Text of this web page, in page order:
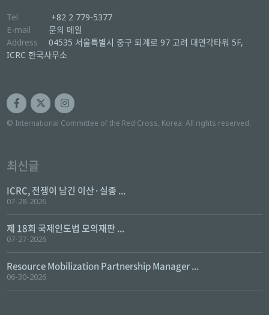
Tel
+82 2 779-5377
E-mail
문의 메일
Address
04535 서울특별시 중구 퇴계로 97 고려 대연각타워 5F,
ICRC 한국사무소
© International Committee of the Red Cross, Korea. All rights reserved.
최신글
ICRC, 전쟁이 남긴 이산·실종 ...
07-28-2026
제 18회 국제인도법 모의재판 ...
07-27-2026
Resource Mobilization Partnership Manager ...
06-30-2026